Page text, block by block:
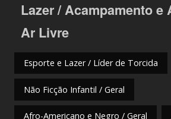
Lazer / Acampamento e
Ar Livre
Esporte e Lazer / Líder de Torcida
Não Ficção Infantil / Geral
Afro-Americano e Negro / Geral